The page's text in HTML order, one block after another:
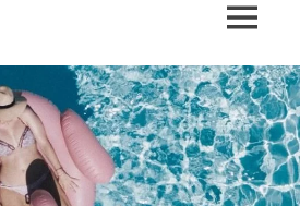
MENU